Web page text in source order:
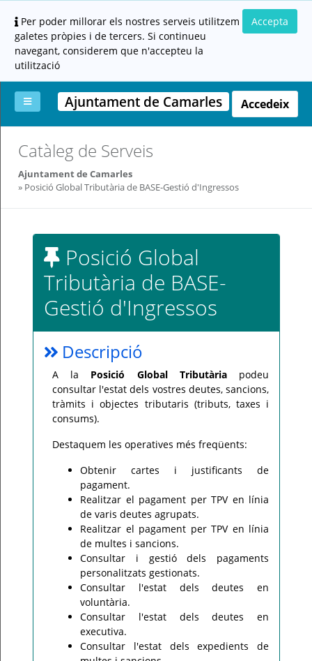
Per poder millorar els nostres serveis utilitzem
galetes pròpies i de tercers. Si continueu
navegant, considerem que n'accepteu la
utilització
Accepta
meva
documentació
ciutadana
administracions)
Ajuntament de Camarles Accedeix
Catàleg de Serveis
Ajuntament de Camarles
Posició Global Tributària de BASE-Gestió d'Ingressos
Posició Global
Tributària de BASE-
Gestió d'Ingressos
Descripció
A la Posició Global Tributàriapodeu
consultar l'estat dels vostres deutes, sancions,
tràmits i objectes tributaris (tributs, taxes i
consums).
Destaquem les operatives més freqüents:
Obtenir cartes i justificants de
pagament.
Realitzar el pagament per TPV en línia
de varis deutes agrupats.
Realitzar el pagament per TPV en línia
de multes i sancions.
Consultar i gestió dels pagaments
personalitzats gestionats.
Consultar l'estat dels deutes en
voluntària.
Consultar l'estat dels deutes en
executiva.
Consultar l'estat dels expedients de